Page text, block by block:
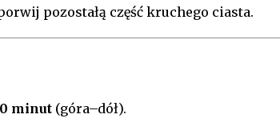
pozostałą część kruchego ciasta.
minut (góra–dół).